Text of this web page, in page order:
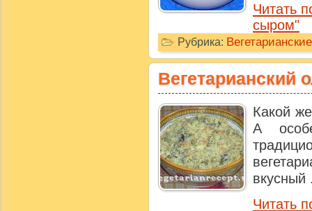
Читать
сыром"
Рубрика:
Вегетарианский
Какой
А
вкусный
Читать